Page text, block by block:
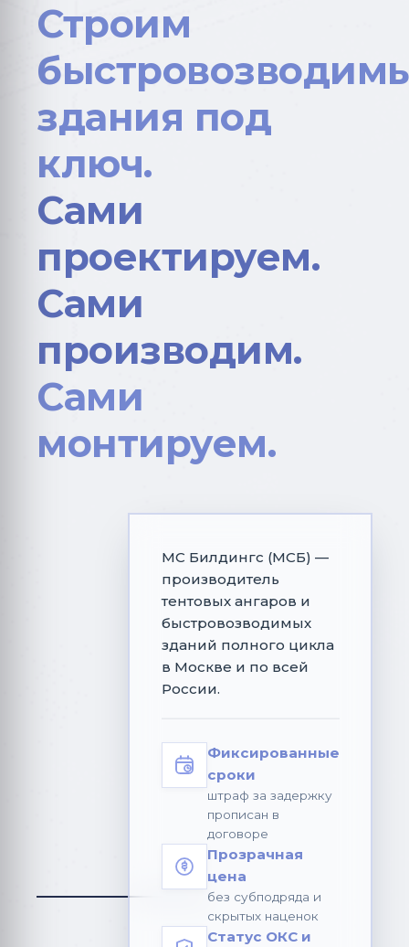
Строим
здания под
ключ.
Сами
проектируем.
Сами
производим.
Сами
монтируем.
падел-тенниса
МС Билдингс (МСБ) —
производитель
тентовых ангаров и
быстровозводимых
зданий полного цикла
в Москве и по всей
России.
Фиксированные
сроки
штраф за задержку
прописан в
договоре
Прозрачная
цена
без субподряда и
скрытых наценок
Статус ОКС и